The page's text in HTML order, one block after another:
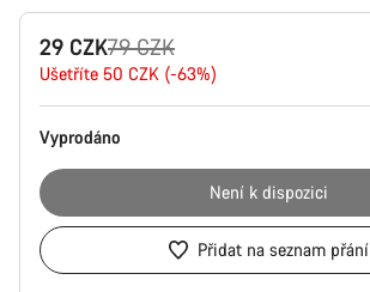
Konfigurace
produktu
29 CZK
Původní
cena
79 CZK
Ušetříte 50 CZK (-63%)
Vyprodáno
Není k dispozici
Přidat na seznam přání